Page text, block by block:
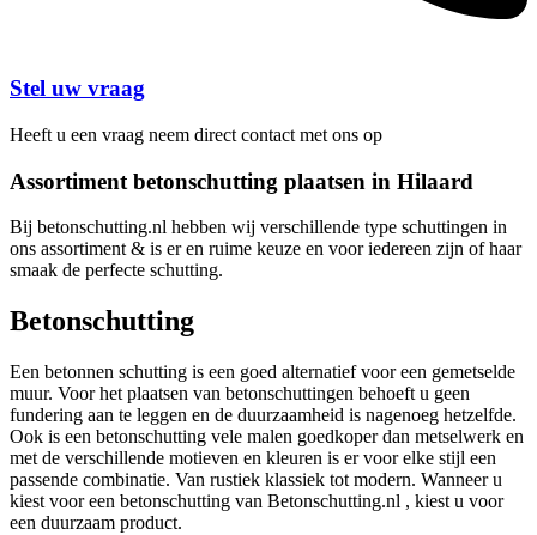
Stel uw vraag
Heeft u een vraag neem direct contact met ons op
Assortiment betonschutting plaatsen in Hilaard
Bij betonschutting.nl hebben wij verschillende type schuttingen in
ons assortiment & is er en ruime keuze en voor iedereen zijn of haar
smaak de perfecte schutting.
Betonschutting
Een betonnen schutting is een goed alternatief voor een gemetselde
muur. Voor het plaatsen van betonschuttingen behoeft u geen
fundering aan te leggen en de duurzaamheid is nagenoeg hetzelfde.
Ook is een betonschutting vele malen goedkoper dan metselwerk en
met de verschillende motieven en kleuren is er voor elke stijl een
passende combinatie. Van rustiek klassiek tot modern. Wanneer u
kiest voor een betonschutting van Betonschutting.nl , kiest u voor
een duurzaam product.